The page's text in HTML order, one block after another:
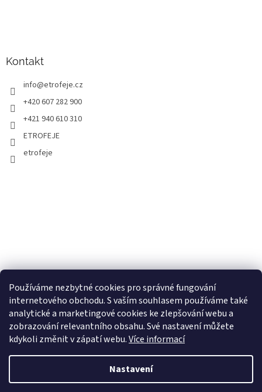
Používáme nezbytné cookies pro správné fungování
internetového obchodu. S vaším souhlasem používáme také
analytické a marketingové cookies ke zlepšování webu a
zobrazování relevantního obsahu. Své nastavení můžete
kdykoli změnit v zápatí webu.Více informací
Nastavení
Kontakt
info@etrofeje.cz
+420 607 282 900
+421 940 610 310
ETROFEJE
etrofeje